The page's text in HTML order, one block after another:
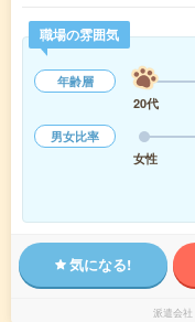
職場の雰囲気
年齢層
20代
男女比率
女性
気になる!
派遣会社